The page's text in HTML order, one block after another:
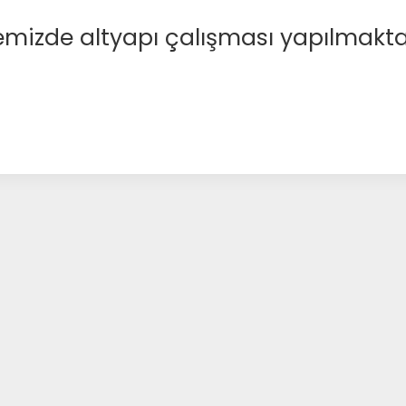
altyapı çalışması